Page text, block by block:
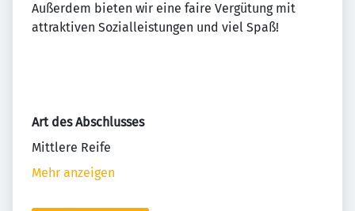
Außerdem bieten wir eine faire Vergütung mit
attraktiven Sozialleistungen und viel Spaß!
Art des Abschlusses
Mittlere Reife
Mehr anzeigen